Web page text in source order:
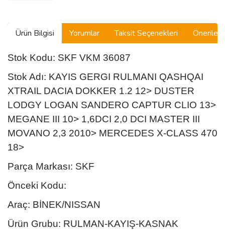
Ürün Bilgisi Yorumlar Taksit Seçenekleri
Stok Kodu: SKF VKM 36087
Stok Adı: KAYIS GERGI RULMANI QASHQAI
XTRAIL DACIA DOKKER 1.2 12> DUSTER
LODGY LOGAN SANDERO CAPTUR CLIO 13>
MEGANE III 10> 1,6DCI 2,0 DCI MASTER III
MOVANO 2,3 2010> MERCEDES X-CLASS 470
18>
Parça Markası: SKF
Önceki Kodu:
Araç: BİNEK/NISSAN
Ürün Grubu: RULMAN-KAYIŞ-KASNAK